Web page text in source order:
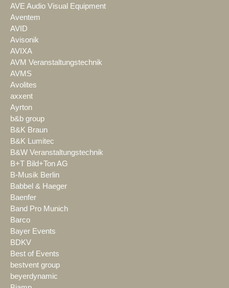
AVE Audio Visual Equipment
Aventem
AVID
Avisonik
AVIXA
AVM Veranstaltungstechnik
AVMS
Avolites
axxent
Ayrton
b&b group
B&K Braun
B&K Lumitec
B&W Veranstaltungstechnik
B+T Bild+Ton AG
B-Musik Berlin
Babbel & Haeger
Baenfer
Band Pro Munich
Barco
Bayer Events
BDKV
Best of Events
bestvent group
beyerdynamic